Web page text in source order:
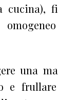
cucina),
una
e frullare